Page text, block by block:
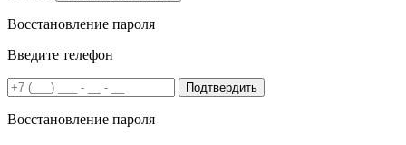
Восстановление пароля
Введите телефон
Подтвердить
Восстановление пароля